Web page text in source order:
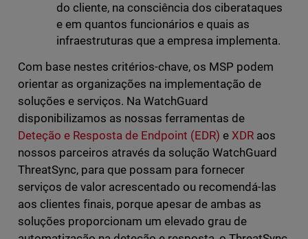
do cliente, na consciência dos ciberataques
e em quantos funcionários e quais as
infraestruturas que a empresa implementa.
Com base nestes critérios-chave, os MSP podem
orientar as organizações na implementação de
soluções e serviços. Na WatchGuard
disponibilizamos as nossas ferramentas de
Deteção e Resposta de Endpoint (EDR) eXDR aos
nossos parceiros através da solução WatchGuard
ThreatSync, para que possam para fornecer
serviços de valor acrescentado ou recomendá-las
aos clientes finais, porque apesar de ambas as
soluções proporcionam um elevado grau de